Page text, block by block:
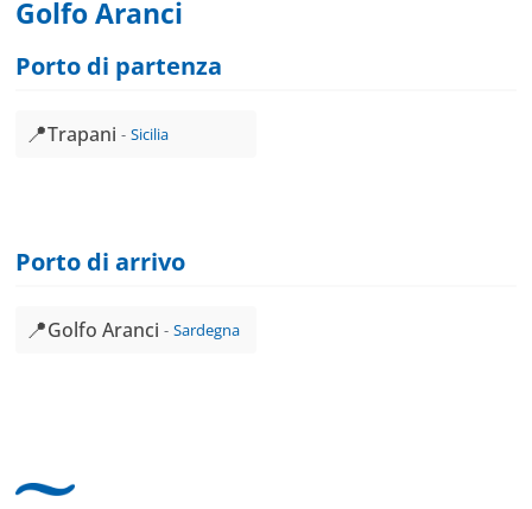
Golfo Aranci
Porto di partenza
📍Trapani Sicilia
Porto di arrivo
📍Golfo Aranci Sardegna